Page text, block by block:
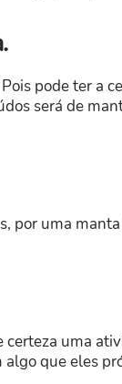
pode ter a
será de
por uma
certeza uma
que eles